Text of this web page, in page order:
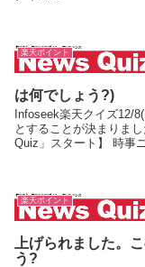
楽天ポイント
は何でしょう?)
Infoseek楽天クイズ12/
とすることが決まりま
Quiz」スタート】 時事
楽天ポイント
上げられました。
う?